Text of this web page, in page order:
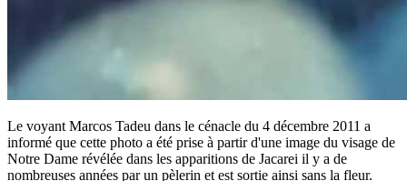
Le voyant Marcos Tadeu dans le cénacle du 4 décembre 2011 a
informé que cette photo a été prise à partir d'une image du visage de
Notre Dame révélée dans les apparitions de Jacarei il y a de
nombreuses années par un pèlerin et est sortie ainsi sans la fleur.